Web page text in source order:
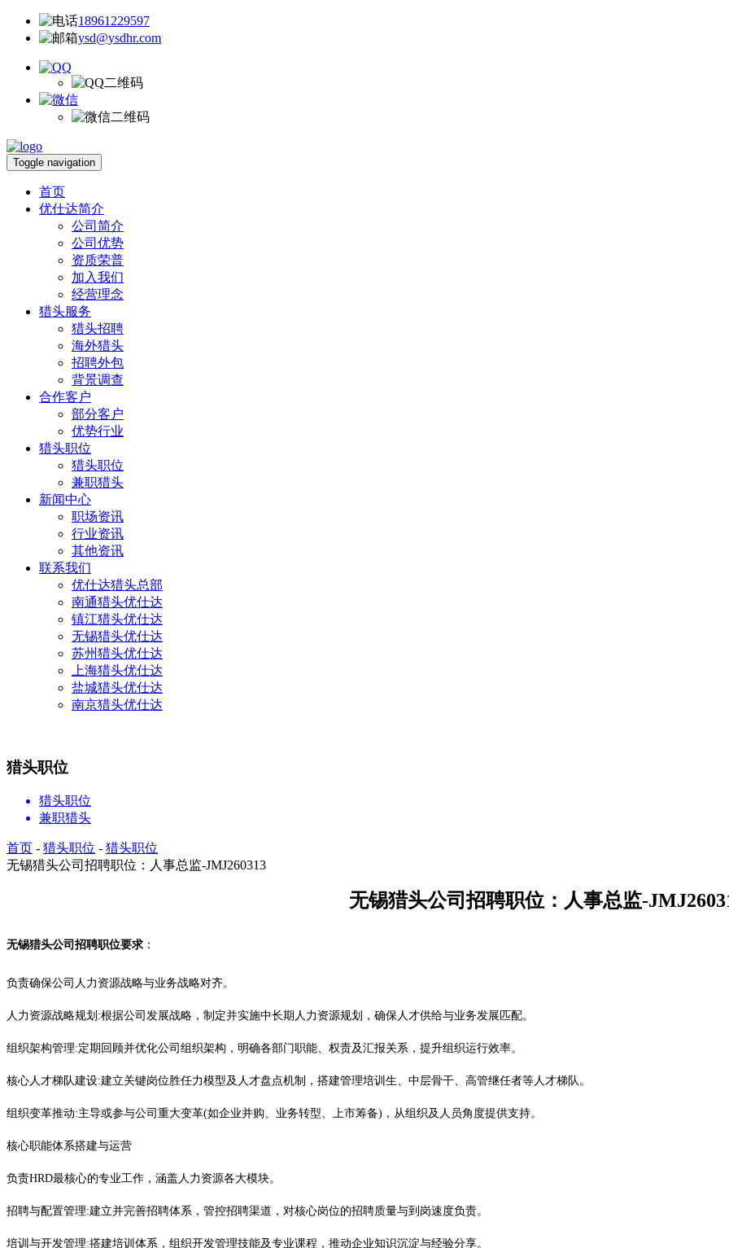
18961229597
ysd@ysdhr.com
Toggle navigation
首页
优仕达简介
公司简介
公司优势
资质荣普
加入我们
经营理念
猎头服务
猎头招聘
海外猎头
招聘外包
背景调查
合作客户
部分客户
优势行业
猎头职位
猎头职位
兼职猎头
新闻中心
职场资讯
行业资讯
其他资讯
联系我们
优仕达猎头总部
南通猎头优仕达
镇江猎头优仕达
无锡猎头优仕达
苏州猎头优仕达
上海猎头优仕达
盐城猎头优仕达
南京猎头优仕达
猎头职位
猎头职位
兼职猎头
首页 - 猎头职位 - 猎头职位
无锡猎头公司招聘职位：人事总监-JMJ260313
无锡猎头公司招聘职位： 人事总监-JMJ
无锡猎头公司招聘职位要求 ：
负责确保公司人力资源战略与业务战略对齐。
人力资源战略规划 :根据公司发展战略，制定并实施中长期人力资源规划，确保人才供给与业务发展匹配。
组织架构管理:定期回顾并优化公司组织架构，明确各部门职能、权责及汇报关系，提升组织运行效率。
核心人才梯队建设:建立关键岗位胜任力模型及人才盘点机制，搭建管理培训生、中层骨干、高管继任者等人才梯队。
组织变革推动:主导或参与公司重大变革(如企业并购、业务转型、上市筹备)，从组织及人员角度提供支持。
核心职能体系搭建与运营
负责HRD最核心的专业工作，涵盖人力资源各大模块。
招聘与配置管理:建立并完善招聘体系，管控招聘渠道，对核心岗位的招聘质量与到岗速度负责。
培训与开发管理:搭建培训体系，组织开发管理技能及专业课程，推动企业知识沉淀与经验分享。